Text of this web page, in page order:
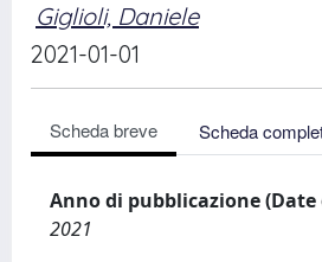
Giglioli, Daniele
2021-01-01
Scheda breve Scheda
Anno di pubblicazione
2021